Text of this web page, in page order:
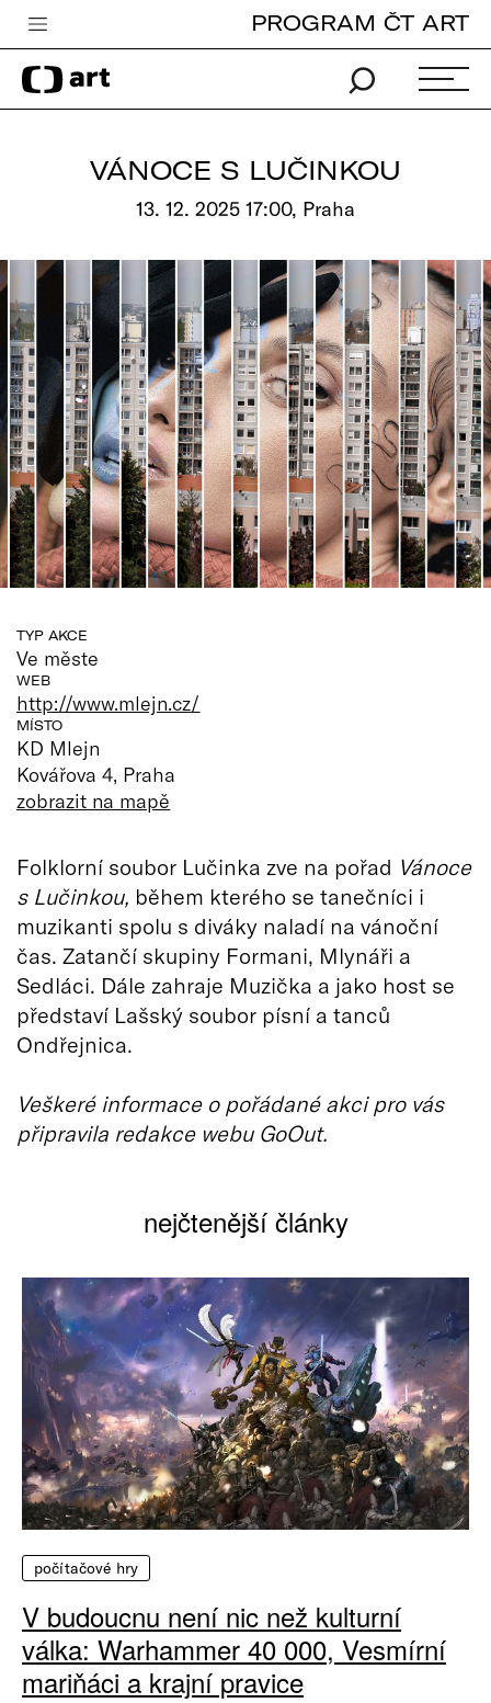
Česká televize
Zpravodajství
Pro děti
edu
Vše o ČT
PROGRAM ČT ART
VÁNOCE S LUČINKOU
13. 12. 2025 17:00, Praha
TYP AKCE
Ve měste
WEB
http://www.mlejn.cz/
MÍSTO
KD Mlejn
Kovářova 4, Praha
zobrazit na mapě
Folklorní soubor Lučinka zve na pořad Vánoce
s Lučinkou, během kterého se tanečníci i
muzikanti spolu s diváky naladí na vánoční
čas. Zatančí skupiny Formani, Mlynáři a
Sedláci. Dále zahraje Muzička a jako host se
představí Lašský soubor písní a tanců
Ondřejnica.
Veškeré informace o pořádané akci pro vás
připravila redakce webu GoOut.
nejčtenější články
počítačové hry
V budoucnu není nic než kulturní
válka: Warhammer 40 000, Vesmírní
mariňáci a krajní pravice